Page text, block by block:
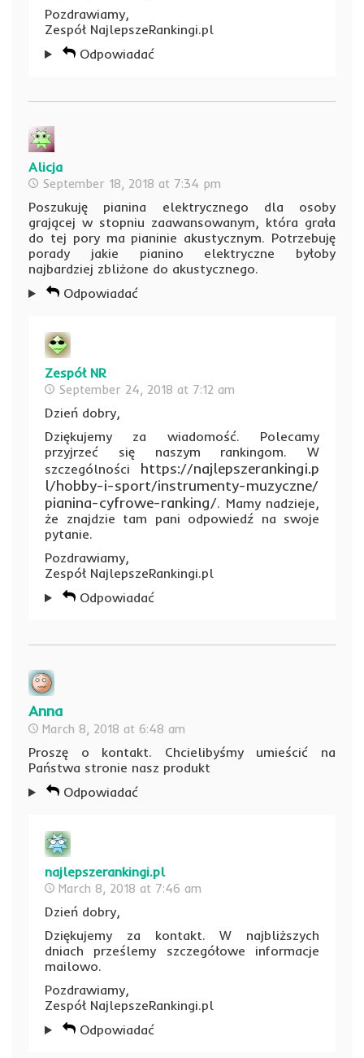
Pozdrawiamy,
Zespół NajlepszeRankingi.pl
Odpowiadać
Alicja
September 18, 2018 at 7:34 pm
Poszukuję pianina elektrycznego dla osoby
grającej w stopniu zaawansowanym, która grała
do tej pory ma pianinie akustycznym. Potrzebuję
porady jakie pianino elektryczne byłoby
najbardziej zbliżone do akustycznego.
Odpowiadać
Zespół NR
September 24, 2018 at 7:12 am
Dzień dobry,
Dziękujemy za wiadomość. Polecamy
przyjrzeć się naszym rankingom. W
szczególności https://najlepszerankingi.p
l/hobby-i-sport/instrumenty-muzyczne/
pianina-cyfrowe-ranking/. Mamy nadzieje,
że znajdzie tam pani odpowiedź na swoje
pytanie.
Pozdrawiamy,
Zespół NajlepszeRankingi.pl
Odpowiadać
Anna
March 8, 2018 at 6:48 am
Proszę o kontakt. Chcielibyśmy umieścić na
Państwa stronie nasz produkt
Odpowiadać
najlepszerankingi.pl
March 8, 2018 at 7:46 am
Dzień dobry,
Dziękujemy za kontakt. W najbliższych
dniach prześlemy szczegółowe informacje
mailowo.
Pozdrawiamy,
Zespół NajlepszeRankingi.pl
Odpowiadać